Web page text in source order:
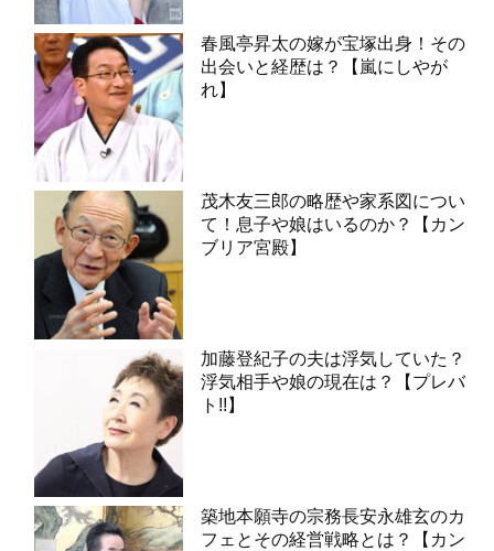
春風亭昇太の嫁が宝塚出身！その
出会いと経歴は？【嵐にしやが
れ】
茂木友三郎の略歴や家系図につい
て！息子や娘はいるのか？【カン
ブリア宮殿】
加藤登紀子の夫は浮気していた？
浮気相手や娘の現在は？【プレバ
ト!!】
築地本願寺の宗務長安永雄玄のカ
フェとその経営戦略とは？【カン